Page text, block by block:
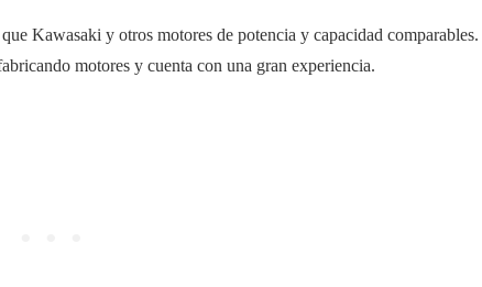
Kawasaki y otros motores de potencia y capacidad comparables.
motores y cuenta con una gran experiencia.